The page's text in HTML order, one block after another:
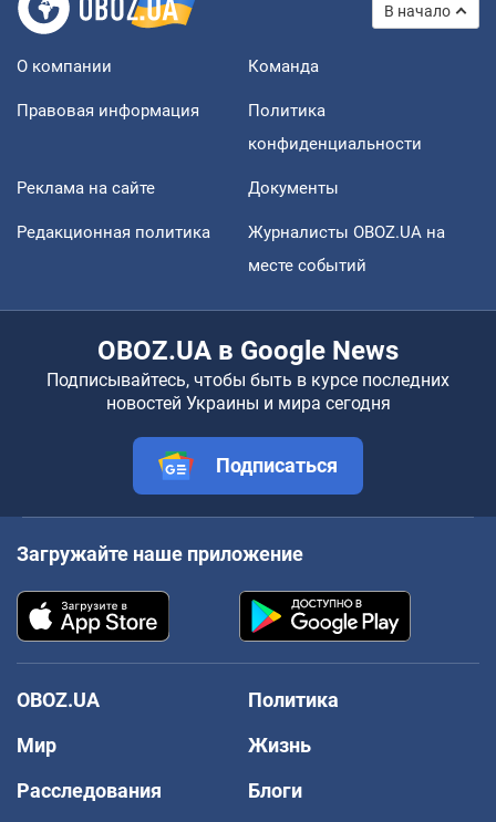
В начало
О компании Команда
Правовая информация
Политика
конфиденциальности
Реклама на сайте Документы
Редакционная политика
Журналисты OBOZ.UA на
месте событий
OBOZ.UA в Google News
Подписывайтесь, чтобы быть в курсе последних
новостей Украины и мира сегодня
Подписаться
Загружайте наше приложение
OBOZ.UA
Политика
Мир
Жизнь
Расследования
Блоги